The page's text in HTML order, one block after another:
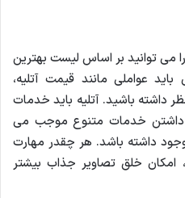
را می توانید بر اساس لیست بهترین
عواملی مانند قیمت آتلیه،
داشته باشید. آتلیه باید خدمات
داشتن خدمات متنوع موجب می
داشته باشد. هر چقدر مهارت
امکان خلق تصاویر جذاب بیشتر